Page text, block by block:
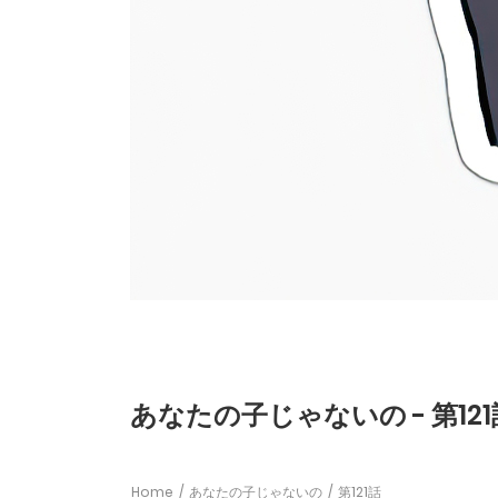
あなたの子じゃないの - 第
Home あなたの子じゃないの 第121話